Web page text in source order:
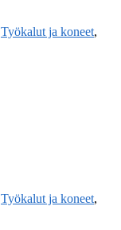
Työkalut ja koneet,
Työkalut ja koneet,